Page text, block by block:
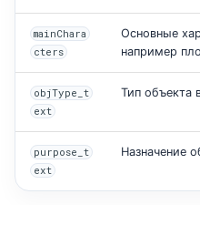
mainChara
cters
Основные
например
objType_t
ext
Тип объекта
purpose_t
ext
Назначение